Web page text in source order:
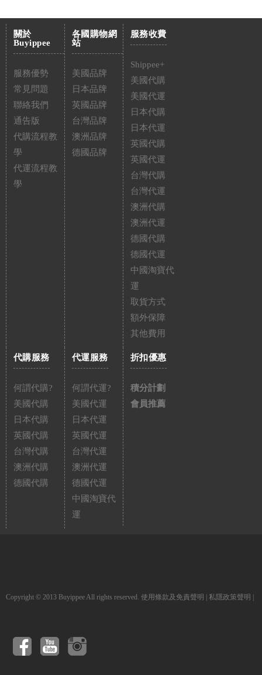
關於
Buyippee
服務優勢
常見問題
聯絡我們
通告版
代購流程教
學
代運流程教
學
各國購物網
站
美國品牌
日本品牌
英國品牌
台灣品牌
澳洲品牌
德國品牌
服務收費
Shippee+
美國代購
美國代運
日本代購
日本代運
英國代購
英國代運
台灣代購
台灣代運
澳洲代購
澳洲代運
德國代購
德國代運
中國淘寶代
運
取貨方式
額外保障
其他費用
代購服務
何謂代購?
美國代購
日本代購
英國代購
台灣代購
澳洲代購
德國代購
代運服務
何謂代運?
美國代運
日本代運
英國代運
台灣代運
澳洲代運
德國代運
中國淘寶代
運
折扣優惠
積分計劃
會員推薦
Copyright © 2013 Buyippee All rights reserved. 使用條款及免責聲明 私隱政策聲明